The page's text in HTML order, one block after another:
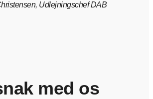
Udlejningschef DAB
med os